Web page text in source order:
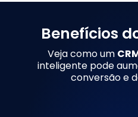
Benefícios
Veja como um
inteligente pode
conversão e